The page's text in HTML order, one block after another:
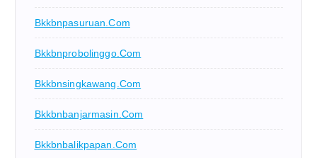
Bkkbnpasuruan.com
Bkkbnprobolinggo.com
Bkkbnsingkawang.com
Bkkbnbanjarmasin.com
Bkkbnbalikpapan.com